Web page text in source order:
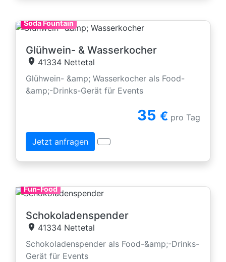
Soda Fountain
Glühwein- & Wasserkocher
41334 Nettetal
Glühwein- &amp; Wasserkocher als Food-
&amp;-Drinks-Gerät für Events
35 € pro Tag
Jetzt anfragen
Fun-Food
Schokoladenspender
41334 Nettetal
Schokoladenspender als Food-&amp;-Drinks-
Gerät für Events